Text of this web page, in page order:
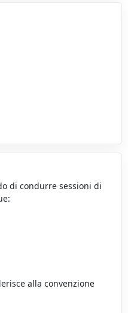
di condurre sessioni di
alla convenzione